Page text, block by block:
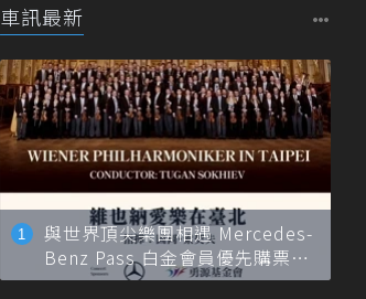
車訊最新
與世界頂尖樂團相遇 Mercedes-
Benz Pass 白金會員優先購票維
也納愛樂